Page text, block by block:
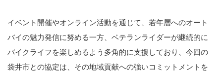
イベント開催やオンライン活動を通じて、若年層へのオート
バイの魅力発信に努める一方、ベテランライダーが継続的に
バイクライフを楽しめるよう多角的に支援しており、今回の
袋井市との協定は、その地域貢献への強いコミットメントを